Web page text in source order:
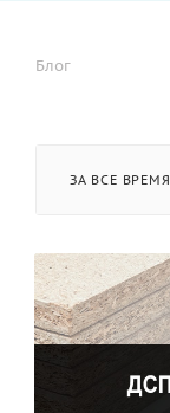
Блог
ЗА ВСЕ ВРЕМЯ